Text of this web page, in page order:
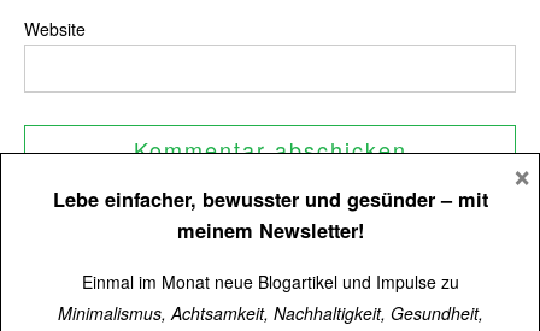
Website
Meine 11 Bücher und E-Books
Lebe einfacher, bewusster und gesünder– mit
meinem Newsletter!
Einmal im Monat neue Blogartikel und Impulse zu
Minimalismus, Achtsamkeit, Nachhaltigkeit, Gesundheit,
×